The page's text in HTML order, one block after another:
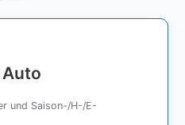
und Saison-/H-/E-